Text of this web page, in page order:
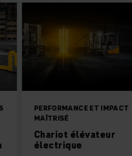
PERFORMANCE ET IMPACT
MAÎTRISÉ
Chariot élévateur
électrique